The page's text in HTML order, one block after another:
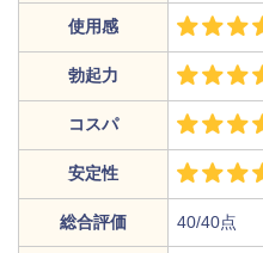
使用感
勃起力
コスパ
安定性
総合評価 40/40点